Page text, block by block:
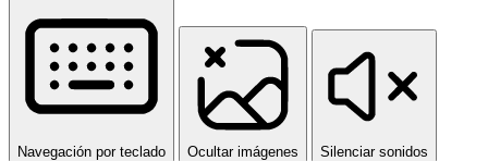
Navegación por teclado Ocultar imágenes Silenciar sonidos